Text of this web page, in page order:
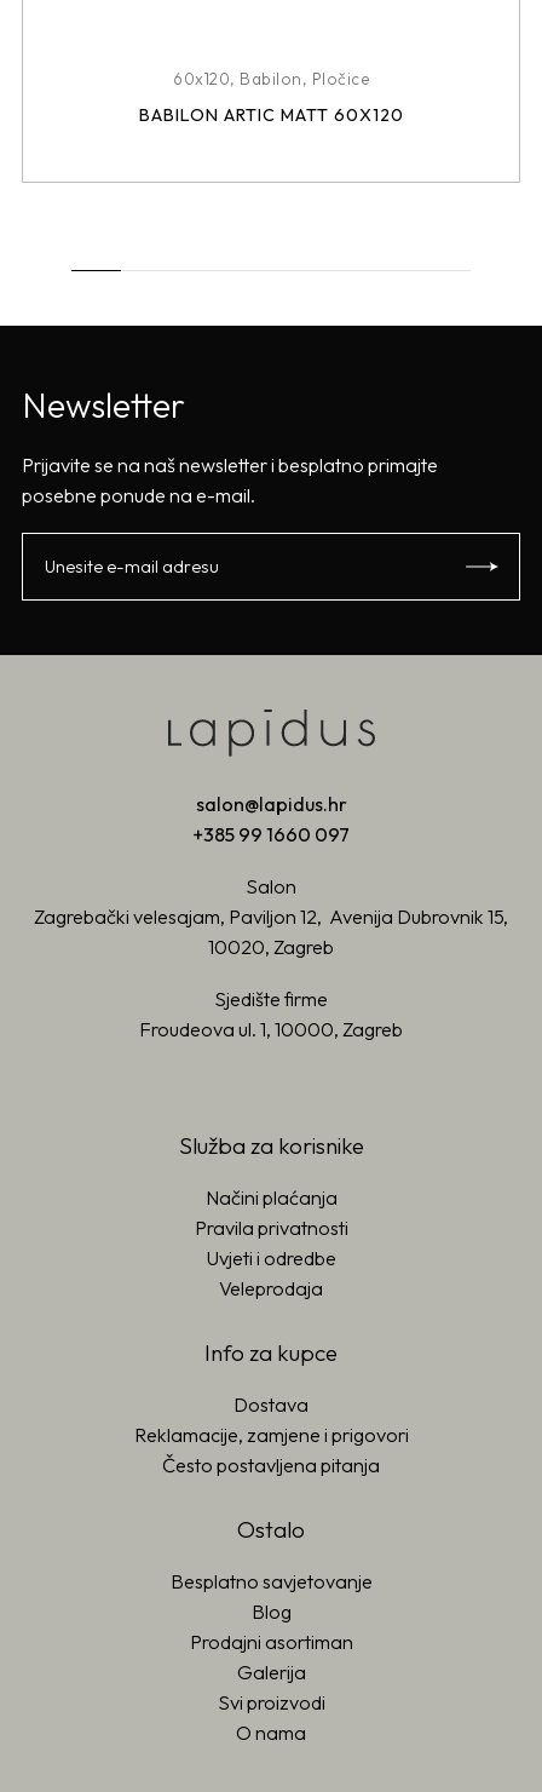
60x120, Babilon, Pločice
BABILON ARTIC MATT 60X120
Newsletter
Prijavite se na naš newsletter i besplatno primajte
posebne ponude na e-mail.
salon@lapidus.hr
+385 99 1660 097
Salon
Zagrebački velesajam, Paviljon 12, Avenija Dubrovnik 15,
10020, Zagreb
Sjedište firme
Froudeova ul. 1, 10000, Zagreb
Služba za korisnike
Načini plaćanja
Pravila privatnosti
Uvjeti i odredbe
Veleprodaja
Info za kupce
Dostava
Reklamacije, zamjene i prigovori
Često postavljena pitanja
Ostalo
Besplatno savjetovanje
Blog
Prodajni asortiman
Galerija
Svi proizvodi
O nama